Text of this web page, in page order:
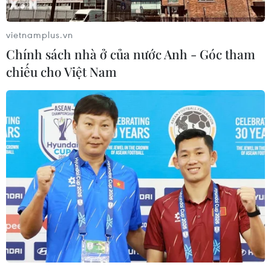
06/08/2026 02:38
Toàn cảnh ASEAN Cup: Thái
Lan "thắng như chẻ tre", thách thức
tuyển Việt Nam
05/08/2026 07:15
Nhận định Philippines vs
Thái Lan: Madam Pang treo thưởng
tiền tỷ, "Voi chiến" quyết thắng
04/08/2026 09:19
Đội tuyển Việt Nam nhận
thưởng 2 tỷ đồng sau thắng lợi trước
vietnamplus.vn
Chính sách nhà ở của nước Anh - Góc tham
chiếu cho Việt Nam